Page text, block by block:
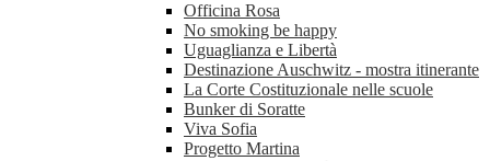
Officina Rosa
No smoking be happy
Uguaglianza e Libertà
Destinazione Auschwitz - mostra itinerante
La Corte Costituzionale nelle scuole
Bunker di Soratte
Viva Sofia
Progetto Martina